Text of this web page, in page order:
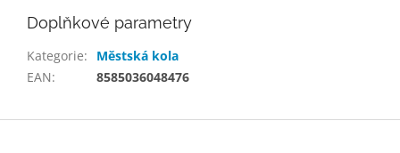
Doplňkové parametry
Kategorie:
Městská kola
EAN: 8585036048476